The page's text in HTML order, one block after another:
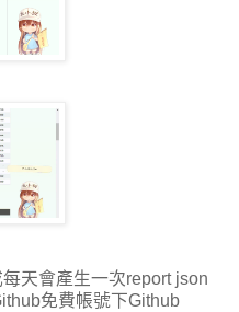
天會產生一次report json
免費帳號下Github